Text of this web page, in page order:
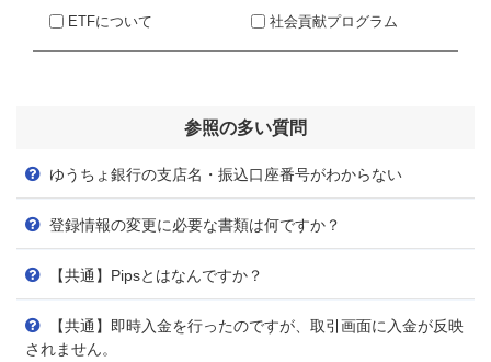
ETFについて 社会貢献プログラム
参照の多い質問
ゆうちょ銀行の支店名・振込口座番号がわからない
登録情報の変更に必要な書類は何ですか？
【共通】Pipsとはなんですか？
【共通】即時入金を行ったのですが、取引画面に入金が反映
されません。